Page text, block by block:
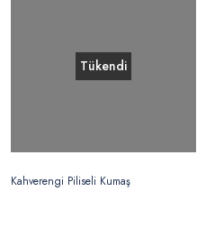
Tükendi
Kahverengi Piliseli Kumaş